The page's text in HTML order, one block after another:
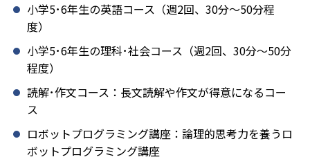
小学5･6年生の英語コース（週2回、30分～50分程
度）
小学5･6年生の理科･社会コース（週2回、30分～50分
程度）
読解･作文コース：長文読解や作文が得意になるコー
ス
ロボットプログラミング講座：論理的思考力を養うロ
ボットプログラミング講座